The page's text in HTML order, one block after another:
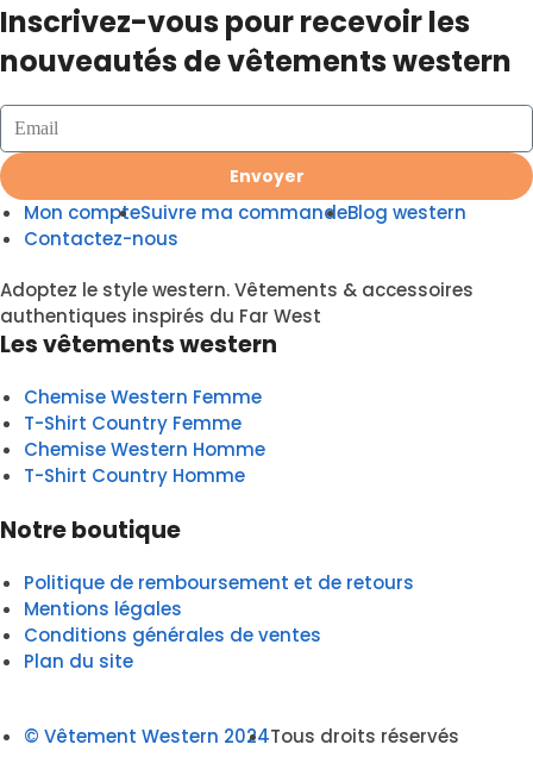
Inscrivez-vous pour recevoir les
nouveautés de vêtements western
Envoyer
Mon compteSuivre ma commandeBlog western
Contactez-nous
Adoptez le style western. Vêtements & accessoires
authentiques inspirés du Far West
Les vêtements western
Chemise Western Femme
T-Shirt Country Femme
Chemise Western Homme
T-Shirt Country Homme
Notre boutique
Politique de remboursement et de retours
Mentions légales
Conditions générales de ventes
Plan du site
© Vêtement Western 2024Tous droits réservés